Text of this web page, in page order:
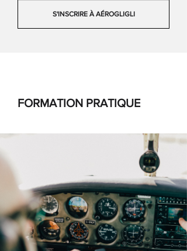
S'INSCRIRE À AÉROGLIGLI
FORMATION PRATIQUE